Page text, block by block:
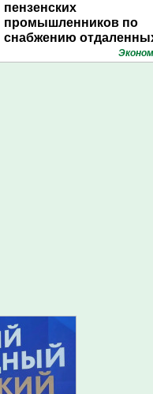
пензенских
промышленников по
снабжению
поселений с помощью